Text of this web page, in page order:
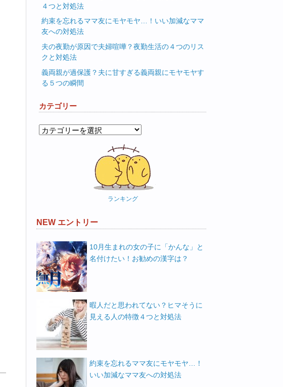
４つと対処法
約束を忘れるママ友にモヤモヤ…！いい加減なママ
友への対処法
夫の夜勤が原因で夫婦喧嘩？夜勤生活の４つのリス
クと対処法
義両親が過保護？夫に甘すぎる義両親にモヤモヤす
る５つの瞬間
カテゴリー
カ
ランキング
NEW エントリー
10月生まれの女の子に「かんな」と
名付けたい！お勧めの漢字は？
暇人だと思われてない？ヒマそうに
見える人の特徴４つと対処法
約束を忘れるママ友にモヤモヤ…！
いい加減なママ友への対処法